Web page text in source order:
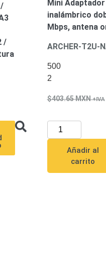
/
Mini Adaptador
inalámbrico
Mbps, antena
ARCHER-T2U-
500
2
403.65MXN
Añadir al
carrito